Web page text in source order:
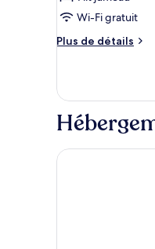
pour
ce
chambre :
Suite
Wi-Fi gratuit
Plus de détails
Plus
Pool
Suite
The Bell Airport